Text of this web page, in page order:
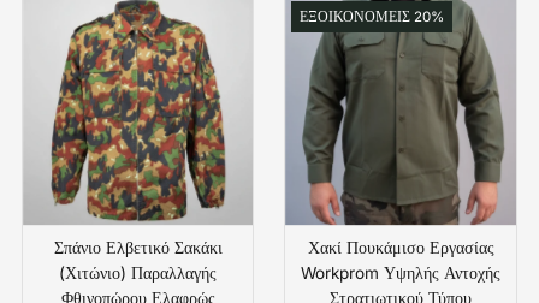
Σπάνιο Ελβετικό Σακάκι
(Χιτώνιο) Παραλλαγής
Φθινοπώρου Ελαφρώς
ΕΞΟΙΚΟΝΟΜΕΙΣ 20%
Χακί Πουκάμισο Εργασίας
Workprom Υψηλής Αντοχής
Στρατιωτικού Τύπου